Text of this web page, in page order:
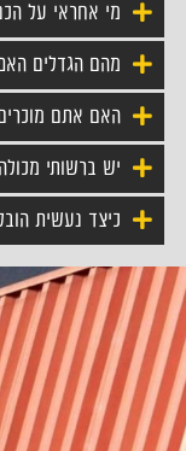
מי אחראי על
מהם הגדלים
האם אתם
יש ברשותי
כיצד נעשית